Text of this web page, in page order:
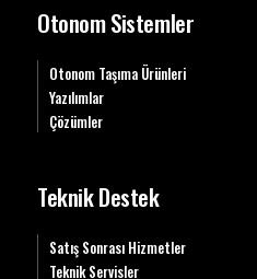
Otonom Sistemler
Otonom Taşıma Ürünleri
Yazılımlar
Çözümler
Teknik Destek
Satış Sonrası Hizmetler
Teknik Servisler